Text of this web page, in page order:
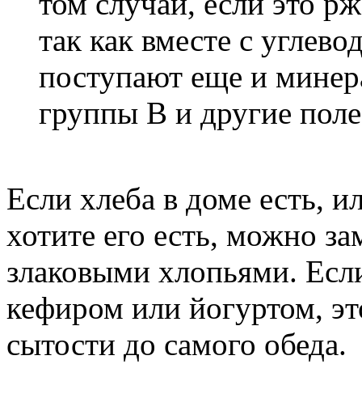
так как вместе с
поступают еще и
группы В и другие
Если хлеба в доме есть,
хотите его есть, можно
злаковыми хлопьями.
кефиром или йогуртом,
сытости до самого обеда.